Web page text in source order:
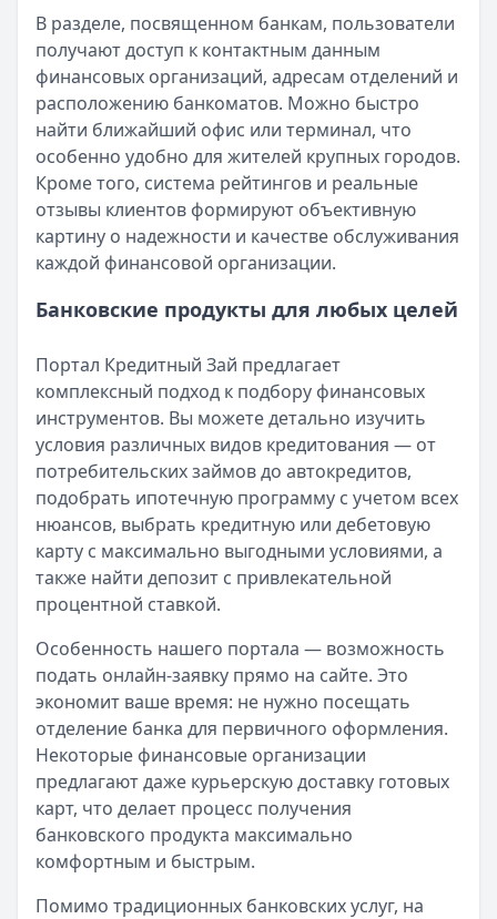
В целом доволен кредитом в Альфа-Банке. Деньги
Кредит помог без лишних нервов
Рейтинг:
Организация:
Т-Банк
Город: Екатеринбург
27 сентября 2025 г.
Оформила кредит в ТБанк за вечер. Условия
Страницы отзывов:
Кредиты
Кредитные карты
Вклады
В разделе, посвященном банкам, пользователи
получают доступ к контактным данным
финансовых организаций, адресам отделений и
расположению банкоматов. Можно быстро
найти ближайший офис или терминал, что
особенно удобно для жителей крупных городов.
Кроме того, система рейтингов и реальные
отзывы клиентов формируют объективную
картину о надежности и качестве обслуживания
каждой финансовой организации.
Банковские продукты для любых целей
Портал Кредитный Зай предлагает
комплексный подход к подбору финансовых
инструментов. Вы можете детально изучить
условия различных видов кредитования — от
потребительских займов до автокредитов,
подобрать ипотечную программу с учетом всех
нюансов, выбрать кредитную или дебетовую
карту с максимально выгодными условиями, а
также найти депозит с привлекательной
процентной ставкой.
Особенность нашего портала — возможность
подать онлайн-заявку прямо на сайте. Это
экономит ваше время: не нужно посещать
отделение банка для первичного оформления.
Некоторые финансовые организации
предлагают даже курьерскую доставку готовых
карт, что делает процесс получения
банковского продукта максимально
комфортным и быстрым.
Помимо традиционных банковских услуг, на